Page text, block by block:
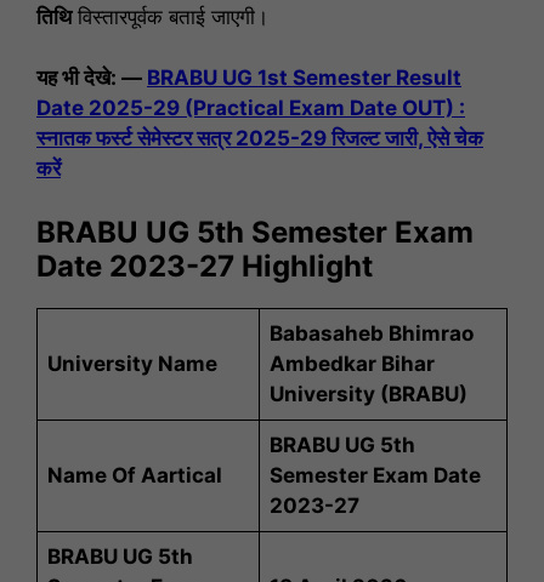
तिथिविस्तारपूर्वक बताई जाएगी।
यह भी देखे: — BRABU UG 1st Semester Result
Date 2025-29 (Practical Exam Date OUT) :
स्नातक फर्स्ट सेमेस्टर सत्र 2025-29 रिजल्ट जारी, ऐसे चेक
करें
BRABU UG 5th Semester Exam
Date 2023-27 Highlight
University Name
Babasaheb Bhimrao
Ambedkar Bihar
University (BRABU)
Name Of Aartical
BRABU UG 5th
Semester Exam Date
2023-27
BRABU UG 5th